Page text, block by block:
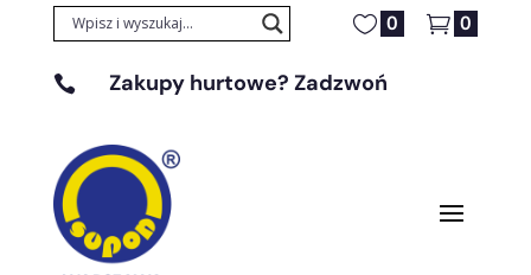
0 0
 Zakupy hurtowe? Zadzwoń